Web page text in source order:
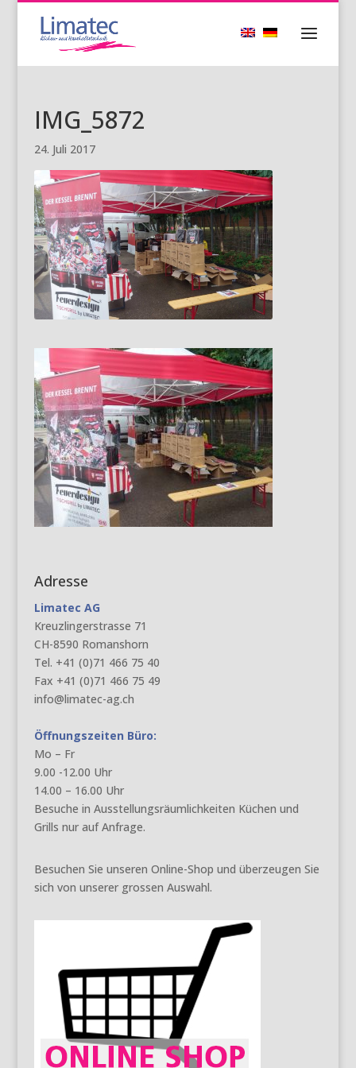
IMG_5872
24. Juli 2017
Adresse
Limatec AG
Kreuzlingerstrasse 71
CH-8590 Romanshorn
Tel. +41 (0)71 466 75 40
Fax +41 (0)71 466 75 49
info@limatec-ag.ch
Öffnungszeiten Büro:
Mo – Fr
9.00 -12.00 Uhr
14.00 – 16.00 Uhr
Besuche in Ausstellungsräumlichkeiten Küchen und
Grills nur auf Anfrage.
Besuchen Sie unseren Online-Shop und überzeugen Sie
sich von unserer grossen Auswahl.